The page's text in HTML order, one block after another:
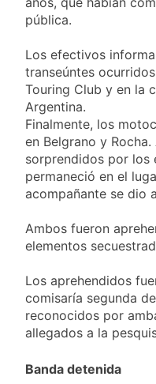
pública.
Los efectivos
transeúntes
Touring Club y en la
Argentina.
Finalmente, los
en Belgrano y
sorprendidos por
permaneció en el
acompañante se dio
Ambos fueron
elementos
Los aprehendidos
comisaría segunda
reconocidos por
allegados a la
Banda detenida